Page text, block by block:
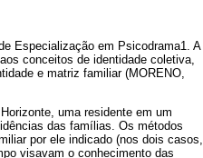
Especialização em Psicodrama1. A
conceitos de identidade coletiva,
e matriz familiar (MORENO,
uma residente em um
das famílias. Os métodos
por ele indicado (nos dois casos,
visavam o conhecimento das